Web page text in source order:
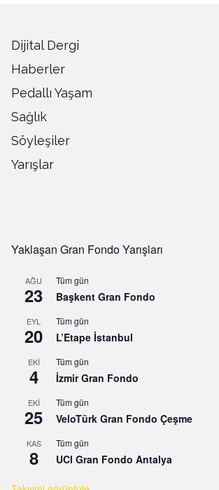
Dijital Dergi
Haberler
Pedallı Yaşam
Sağlık
Söyleşiler
Yarışlar
Yaklaşan Gran Fondo Yarışları
AĞU
23
Tüm gün
Başkent Gran Fondo
EYL
20
Tüm gün
L’Etape İstanbul
EKI
4
Tüm gün
İzmir Gran Fondo
EKI
25
Tüm gün
VeloTürk Gran Fondo Çeşme
KAS
8
Tüm gün
UCI Gran Fondo Antalya